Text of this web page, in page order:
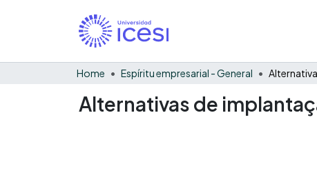
Home Espíritu empresarial - General
Alternativas de